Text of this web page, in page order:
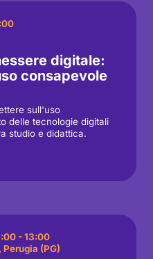
digitale:
consapevole
sull'uso
delle tecnologie digitali
studio e didattica.
- 13:00
(PG)